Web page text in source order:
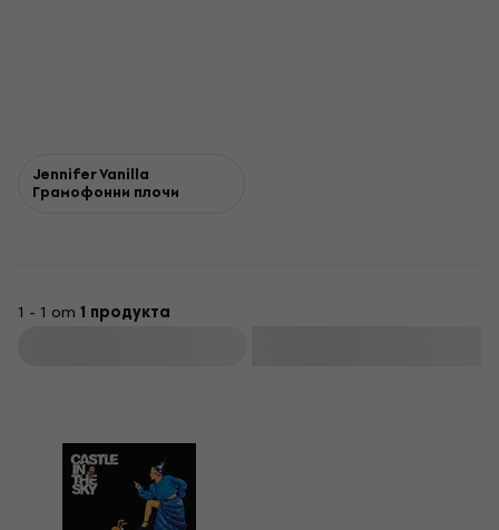
Jennifer Vanilla
Грамофонни плочи
1 - 1 от 1 продукта